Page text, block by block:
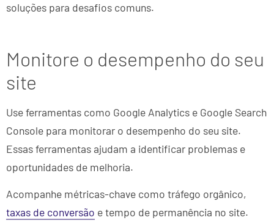
soluções para desafios comuns.
Monitore o desempenho do seu
site
Use ferramentas como Google Analytics e Google Search
Console para monitorar o desempenho do seu site.
Essas ferramentas ajudam a identificar problemas e
oportunidades de melhoria.
Acompanhe métricas-chave como tráfego orgânico,
taxas de conversão e tempo de permanência no site.